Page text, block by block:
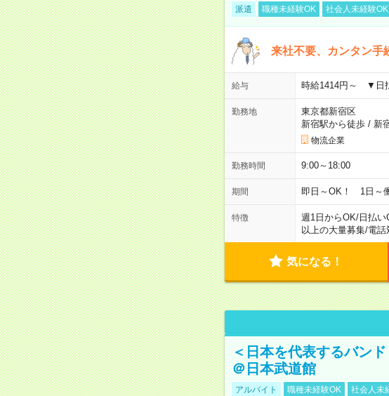
派遣 職種未経験OK 社会人未経験OK
来社不要、カンタン手
給与 時給1414円～ ▼日
勤務地
東京都新宿区
新宿駅から徒歩/ 新
物流企業
勤務時間 9:00～18:00
期間 即日～OK！ 1日～
特徴 週1日からOK/日払い
以上の大量募集/電話
気になる！
＜日本を代表するバン
＠日本武道館
アルバイト 職種未経験OK 社会人未